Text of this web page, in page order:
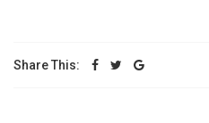
Share This: